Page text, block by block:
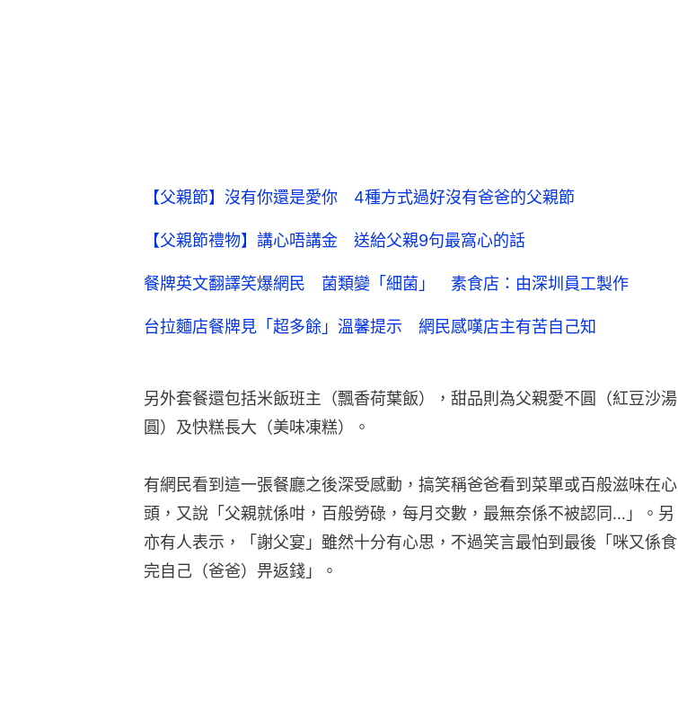
【父親節】沒有你還是愛你 4種方式過好沒有爸爸的父親節
【父親節禮物】講心唔講金 送給父親9句最窩心的話
餐牌英文翻譯笑爆網民 菌類變「細菌」 素食店：由深圳員工製作
台拉麵店餐牌見「超多餘」溫馨提示 網民感嘆店主有苦自己知
另外套餐還包括米飯班主（飄香荷葉飯），甜品則為父親愛不圓（紅豆沙湯
圓）及快糕長大（美味凍糕）。
有網民看到這一張餐廳之後深受感動，搞笑稱爸爸看到菜單或百般滋味在心
頭，又說「父親就係咁，百般勞碌，每月交數，最無奈係不被認同…」。另
亦有人表示，「謝父宴」雖然十分有心思，不過笑言最怕到最後「咪又係食
完自己（爸爸）畀返錢」。